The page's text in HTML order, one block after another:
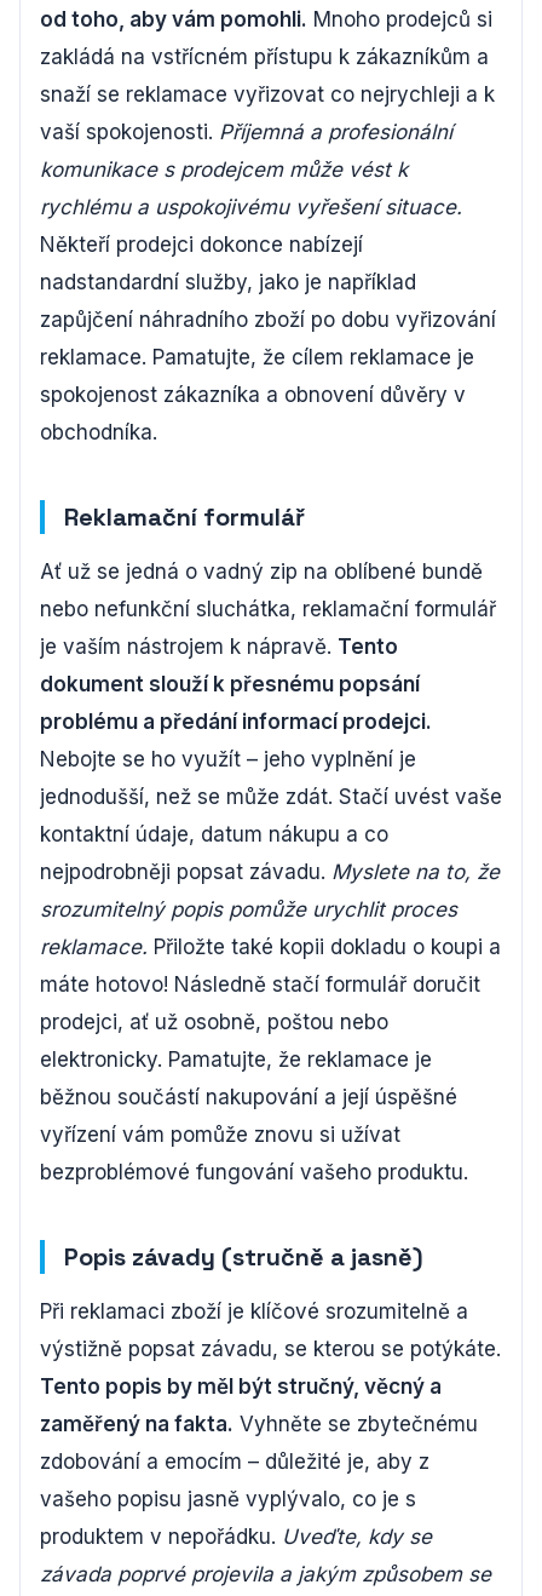
od toho, aby vám pomohli. Mnoho prodejců si
zakládá na vstřícném přístupu k zákazníkům a
snaží se reklamace vyřizovat co nejrychleji a k
vaší spokojenosti. Příjemná a profesionální
komunikace s prodejcem může vést k
rychlému a uspokojivému vyřešení situace.
Někteří prodejci dokonce nabízejí
nadstandardní služby, jako je například
zapůjčení náhradního zboží po dobu vyřizování
reklamace. Pamatujte, že cílem reklamace je
spokojenost zákazníka a obnovení důvěry v
obchodníka.
Reklamační formulář
Ať už se jedná o vadný zip na oblíbené bundě
nebo nefunkční sluchátka, reklamační formulář
je vaším nástrojem k nápravě. Tento
dokument slouží k přesnému popsání
problému a předání informací prodejci.
Nebojte se ho využít – jeho vyplnění je
jednodušší, než se může zdát. Stačí uvést vaše
kontaktní údaje, datum nákupu a co
nejpodrobněji popsat závadu. Myslete na to, že
srozumitelný popis pomůže urychlit proces
reklamace. Přiložte také kopii dokladu o koupi a
máte hotovo! Následně stačí formulář doručit
prodejci, ať už osobně, poštou nebo
elektronicky. Pamatujte, že reklamace je
běžnou součástí nakupování a její úspěšné
vyřízení vám pomůže znovu si užívat
bezproblémové fungování vašeho produktu.
Popis závady (stručně a jasně)
Při reklamaci zboží je klíčové srozumitelně a
výstižně popsat závadu, se kterou se potýkáte.
Tento popis by měl být stručný, věcný a
zaměřený na fakta. Vyhněte se zbytečnému
zdobování a emocím – důležité je, aby z
vašeho popisu jasně vyplývalo, co je s
produktem v nepořádku. Uveďte, kdy se
závada poprvé projevila a jakým způsobem se